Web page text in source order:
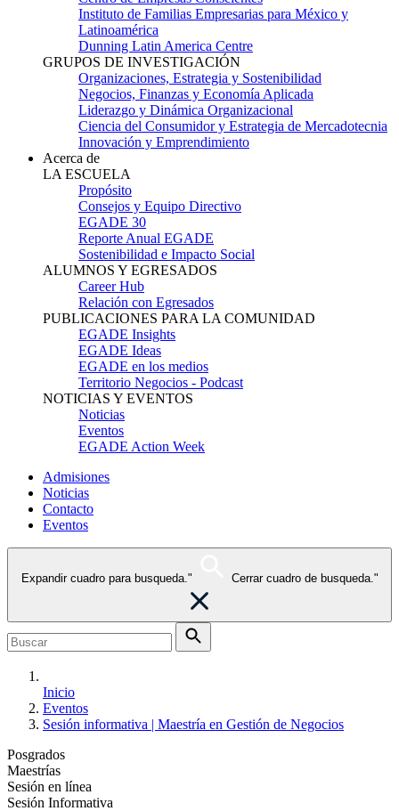
Instituto de Familias Empresarias para México y
Latinoamérica
Dunning Latin America Centre
GRUPOS DE INVESTIGACIÓN
Organizaciones, Estrategia y Sostenibilidad
Negocios, Finanzas y Economía Aplicada
Liderazgo y Dinámica Organizacional
Ciencia del Consumidor y Estrategia de Mercadotecnia
Innovación y Emprendimiento
Acerca de
LA ESCUELA
Propósito
Consejos y Equipo Directivo
EGADE 30
Reporte Anual EGADE
Sostenibilidad e Impacto Social
ALUMNOS Y EGRESADOS
Career Hub
Relación con Egresados
PUBLICACIONES PARA LA COMUNIDAD
EGADE Insights
EGADE Ideas
EGADE en los medios
Territorio Negocios - Podcast
NOTICIAS Y EVENTOS
Noticias
Eventos
EGADE Action Week
Admisiones
Noticias
Contacto
Eventos
Expandir cuadro para busqueda." Cerrar cuadro de busqueda."
Inicio
Eventos
Sesión informativa | Maestría en Gestión de Negocios
Posgrados
Maestrías
Sesión en línea
Sesión Informativa